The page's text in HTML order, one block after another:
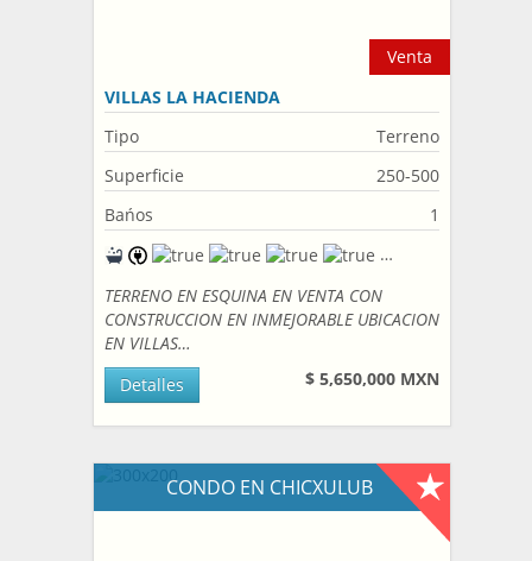
Venta
VILLAS LA HACIENDA
Tipo
Terreno
Superficie
250-500
Bańos
1
TERRENO EN ESQUINA EN VENTA CON
CONSTRUCCION EN INMEJORABLE UBICACION
EN VILLAS…
$ 5,650,000 MXN
Detalles
CONDO EN CHICXULUB